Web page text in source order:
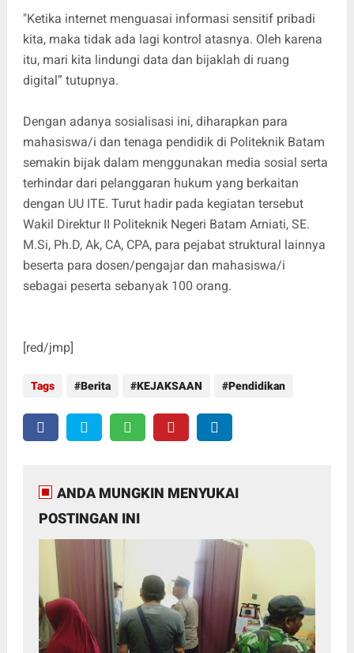
"Ketika internet menguasai informasi sensitif pribadi
kita, maka tidak ada lagi kontrol atasnya. Oleh karena
itu, mari kita lindungi data dan bijaklah di ruang
digital” tutupnya.
Dengan adanya sosialisasi ini, diharapkan para
mahasiswa/i dan tenaga pendidik di Politeknik Batam
semakin bijak dalam menggunakan media sosial serta
terhindar dari pelanggaran hukum yang berkaitan
dengan UU ITE. Turut hadir pada kegiatan tersebut
Wakil Direktur II Politeknik Negeri Batam Arniati, SE.
M.Si, Ph.D, Ak, CA, CPA, para pejabat struktural lainnya
beserta para dosen/pengajar dan mahasiswa/i
sebagai peserta sebanyak 100 orang.
[red/jmp]
Tags Berita KEJAKSAAN Pendidikan
ANDA MUNGKIN MENYUKAI
POSTINGAN INI